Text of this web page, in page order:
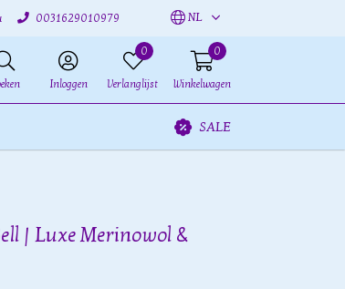
0031629010979 NL
Inloggen
0
Verlanglijst
0
Winkelwagen
SALE
| Luxe Merinowol &